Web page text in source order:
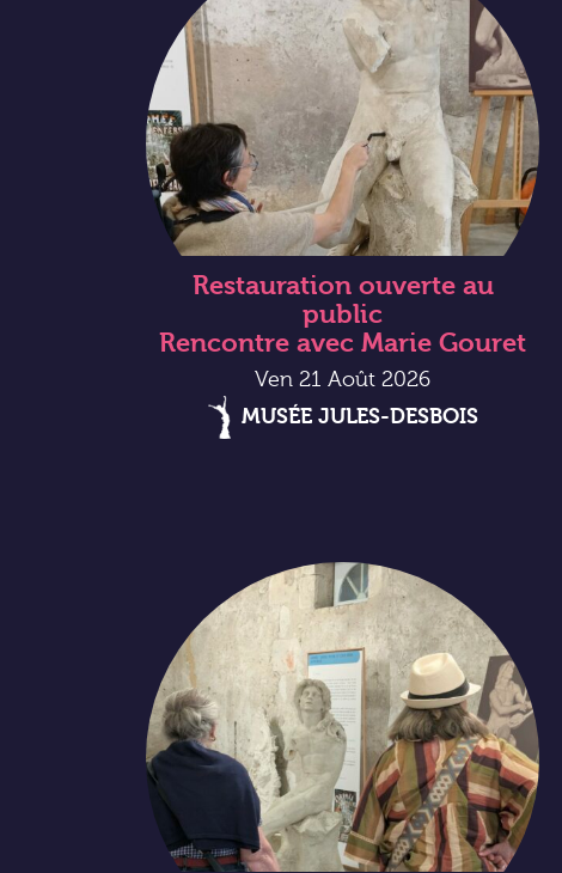
Restauration ouverte au
public
Rencontre avec Marie Gouret
Ven 21 Août 2026
MUSÉE JULES-DESBOIS